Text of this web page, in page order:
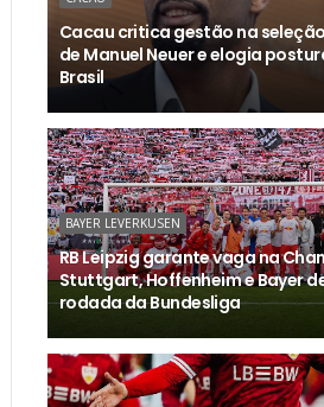
Cacau critica gestão na
de Manuel Neuer e elogia
Brasil
BAYER LEVERKUSEN
RB Leipzig garante vaga na
Stuttgart, Hoffenheim e Bayer
rodada da Bundesliga